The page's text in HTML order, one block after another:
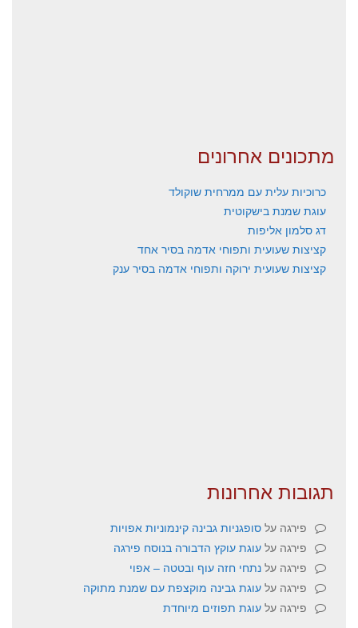
מתכונים אחרונים
כרוכיות עלית עם ממרחית שוקולד
עוגת שמנת בישקוטית
דג סלמון אליפות
קציצות שעועית ותפוחי אדמה בסיר אחד
קציצות שעועית ירוקה ותפוחי אדמה בסיר ענק
תגובות אחרונות
פירגה על סופגניות גבינה קינמוניות אפויות
פירגה על עוגת עוקץ הדבורה בנוסח פירגה
פירגה על נתחי חזה עוף ובטטה – אפוי
פירגה על עוגת גבינה מוקצפת עם שמנת מתוקה
פירגה על עוגת תפוזים מיוחדת